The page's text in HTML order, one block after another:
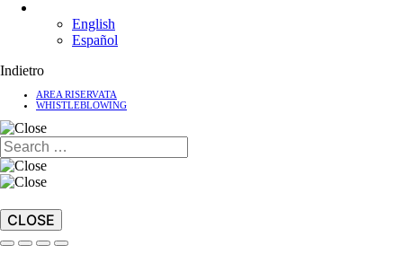
English
Español
Indietro
AREA RISERVATA
WHISTLEBLOWING
CLOSE